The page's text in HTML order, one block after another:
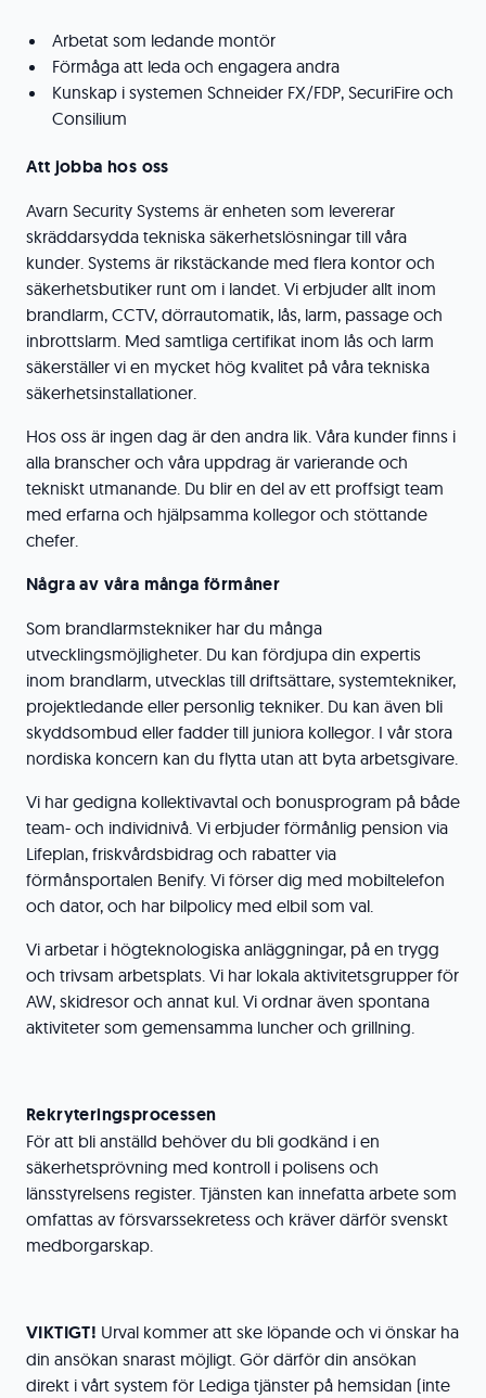
Arbetat som ledande montör
Förmåga att leda och engagera andra
Kunskap i systemen Schneider FX/FDP, SecuriFire och
Consilium
Att jobba hos oss
Avarn Security Systems är enheten som levererar
skräddarsydda tekniska säkerhetslösningar till våra
kunder. Systems är rikstäckande med flera kontor och
säkerhetsbutiker runt om i landet. Vi erbjuder allt inom
brandlarm, CCTV, dörrautomatik, lås, larm, passage och
inbrottslarm. Med samtliga certifikat inom lås och larm
säkerställer vi en mycket hög kvalitet på våra tekniska
säkerhetsinstallationer.
Hos oss är ingen dag är den andra lik. Våra kunder finns i
alla branscher och våra uppdrag är varierande och
tekniskt utmanande. Du blir en del av ett proffsigt team
med erfarna och hjälpsamma kollegor och stöttande
chefer.
Några av våra många förmåner
Som brandlarmstekniker har du många
utvecklingsmöjligheter. Du kan fördjupa din expertis
inom brandlarm, utvecklas till driftsättare, systemtekniker,
projektledande eller personlig tekniker. Du kan även bli
skyddsombud eller fadder till juniora kollegor. I vår stora
nordiska koncern kan du flytta utan att byta arbetsgivare.
Vi har gedigna kollektivavtal och bonusprogram på både
team- och individnivå. Vi erbjuder förmånlig pension via
Lifeplan, friskvårdsbidrag och rabatter via
förmånsportalen Benify. Vi förser dig med mobiltelefon
och dator, och har bilpolicy med elbil som val.
Vi arbetar i högteknologiska anläggningar, på en trygg
och trivsam arbetsplats. Vi har lokala aktivitetsgrupper för
AW, skidresor och annat kul. Vi ordnar även spontana
aktiviteter som gemensamma luncher och grillning.
Rekryteringsprocessen
För att bli anställd behöver du bli godkänd i en
säkerhetsprövning med kontroll i polisens och
länsstyrelsens register. Tjänsten kan innefatta arbete som
omfattas av försvarssekretess och kräver därför svenskt
medborgarskap.
VIKTIGT! Urval kommer att ske löpande och vi önskar ha
din ansökan snarast möjligt. Gör därför din ansökan
direkt i vårt system för Lediga tjänster på hemsidan (inte